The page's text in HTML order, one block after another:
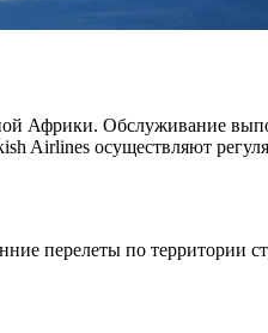
Африки. Обслуживание
Airlines осуществляют
перелеты по территории